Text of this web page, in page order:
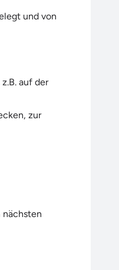
und von
auf der
zur
nächsten